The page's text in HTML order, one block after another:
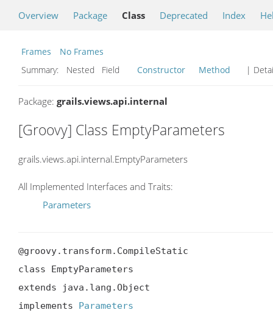
Overview Package Class Deprecated Index
Frames
No Frames
Summary:
Nested Field Constructor Method |
Package: grails.views.api.internal
[Groovy] Class EmptyParameters
grails.views.api.internal.EmptyParameters
All Implemented Interfaces and Traits:
Parameters
@groovy.transform.CompileStatic
class EmptyParameters
extends java.lang.Object
implements Parameters